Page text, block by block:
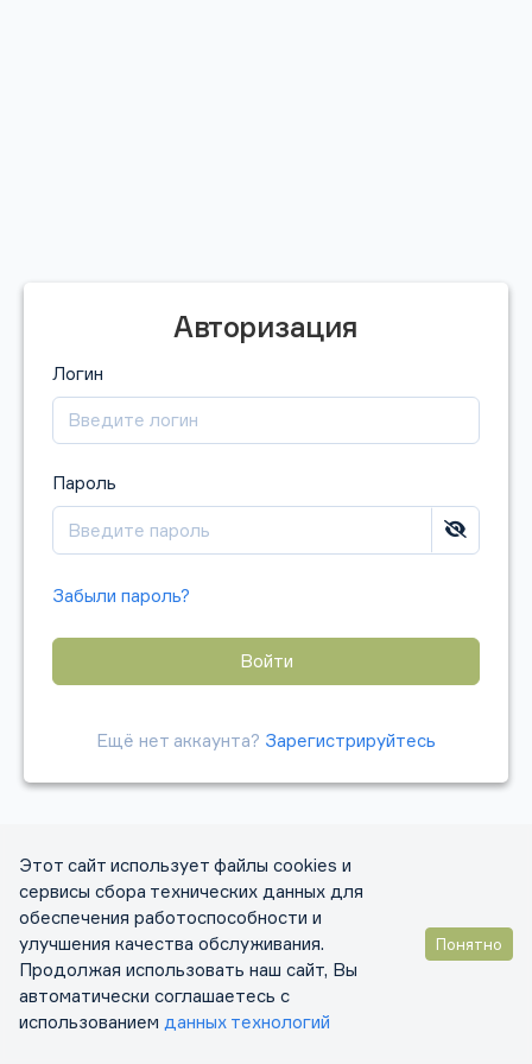
Авторизация
Логин
Пароль
Забыли пароль?
Войти
Ещё нет аккаунта? Зарегистрируйтесь
Этот сайт использует файлы cookies и
сервисы сбора технических данных для
обеспечения работоспособности и
улучшения качества обслуживания.
Продолжая использовать наш сайт, Вы
автоматически соглашаетесь с
использованием данных технологий
Понятно